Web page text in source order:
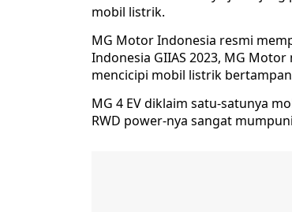
mobil listrik.
MG Motor Indonesia resmi
Indonesia GIIAS 2023, MG
mencicipi mobil listrik
MG 4 EV diklaim satu-satunya
RWD power-nya sangat